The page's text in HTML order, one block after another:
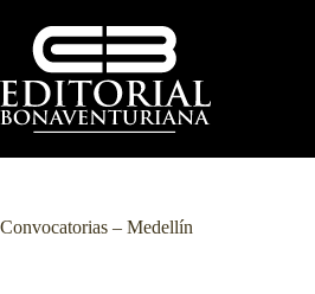
Convocatorias – Medellín